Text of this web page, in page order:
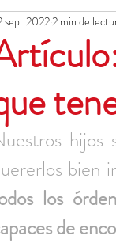
sept 20222 min de
hijos
bien
los
de